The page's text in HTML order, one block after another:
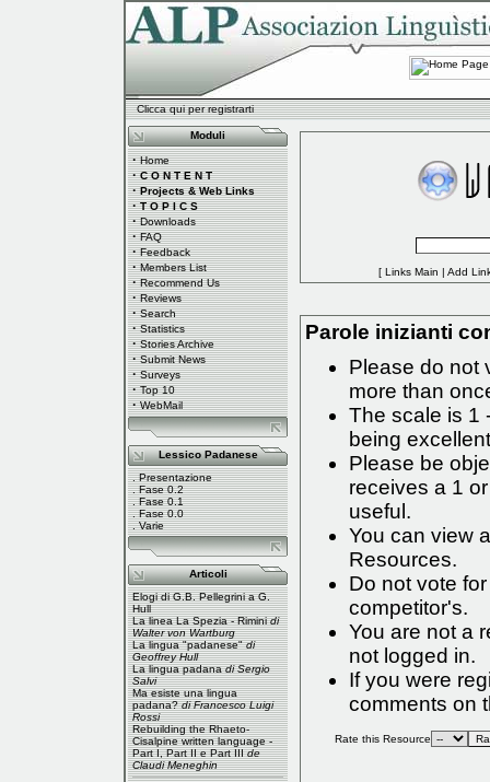
Clicca qui per registrarti
Moduli
· Home
· C O N T E N T
· Projects & Web Links
· T O P I C S
· Downloads
· FAQ
· Feedback
· Members List
· Recommend Us
· Reviews
· Search
· Statistics
· Stories Archive
· Submit News
· Surveys
· Top 10
· WebMail
Lessico Padanese
.Presentazione
.Fase 0.2
.Fase 0.1
.Fase 0.0
.Varie
Articoli
Elogi di G.B. Pellegrini a G.
Hull
La linea La Spezia - Rimini di
Walter von Wartburg
La lingua "padanese" di
Geoffrey Hull
La lingua padana di Sergio
Salvi
Ma esiste una lingua
padana? di Francesco Luigi
Rossi
Rebuilding the Rhaeto-
Cisalpine written language -
Part I,Part IIePart III de
Claudi Meneghin
[ Links Main | Add
Parole inizianti
Please do not
more than
The scale is 1
being
Please be
receives a 1
useful.
You can view
Resources.
Do not vote
competitor's.
You are not a
not logged in.
If you were
comments on
Rate this Resource